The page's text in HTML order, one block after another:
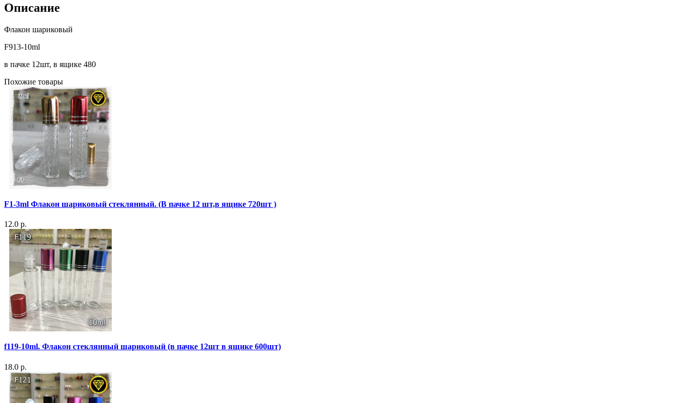
Описание
Флакон шариковый
F913-10ml
в пачке 12шт, в ящике 480
Похожие товары
F1-3ml Флакон шариковый стеклянный. (В пачке 12 шт,в ящике 720шт )
12.0 р.
f119-10ml. Флакон стеклянный шариковый (в пачке 12шт в ящике 600шт)
18.0 р.